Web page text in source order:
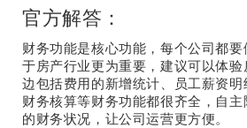
官方解答：
财务功能是核心功能，每个公司都
于房产行业更为重要，建议可以体
边包括费用的新增统计、员工薪资明
财务核算等财务功能都很齐全，自
的财务状况，让公司运营更方便。